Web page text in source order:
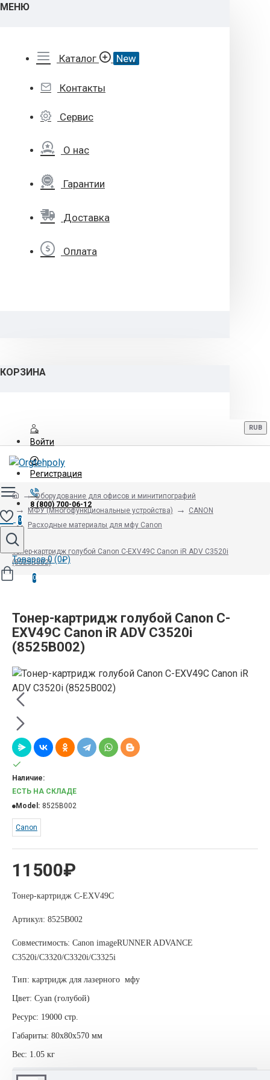
МЕНЮ
Каталог New
Контакты
Сервис
О нас
Гарантии
Доставка
Оплата
КОРЗИНА
Войти
Регистрация
8 (800) 700-06-12
RUB
0
Товаров 0 (0₽)
0
Оборудование для офисов и минитипографий
МФУ (Многофункциональные устройства)
CANON
Расходные материалы для мфу Canon
Тонер-картридж голубой Canon C-EXV49C Canon iR ADV C3520i
(8525B002)
Тонер-картридж голубой Canon C-
EXV49C Canon iR ADV C3520i
(8525B002)
11500₽
Наличие:
ЕСТЬ НА СКЛАДЕ
Model: 8525B002
Canon
Тонер-картридж C-EXV49C
Артикул: 8525B002
Совместимость: Canon imageRUNNER ADVANCE
C3520i/C3320/C3320i/C3325i
Тип: картридж для лазерного мфу
Цвет: Cyan (голубой)
Ресурс: 19000 стр.
Габариты: 80х80х570 мм
Вес: 1.05 кг